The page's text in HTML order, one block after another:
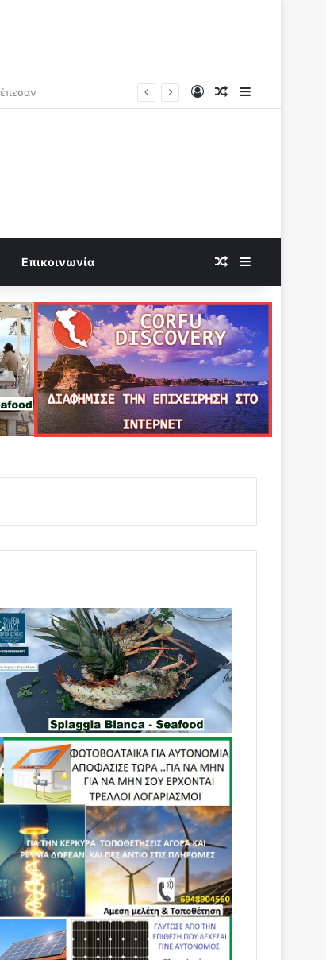
Log InRandom Article
Επικοινωνία Random Article